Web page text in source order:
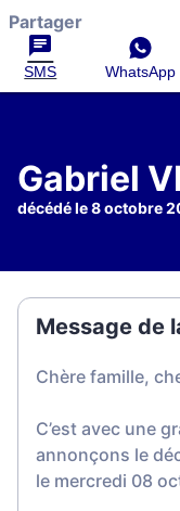
Partager
SMS WhatsApp
Gabriel
décédé le 8 octobre
Message de
Chère famille,
C’est avec une
annonçons le
le mercredi 08